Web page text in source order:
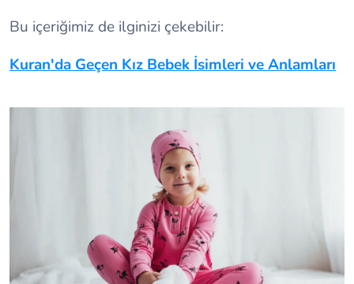
Bu içeriğimiz de ilginizi çekebilir:
Kuran'da Geçen Kız Bebek İsimleri ve Anlamları